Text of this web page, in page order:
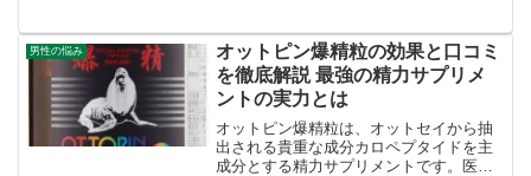
問題です。クラチャイダムは即効性では
なく継続摂取で体質改善を...
男性の悩み
オットピン爆精粒の効果と口コミ
を徹底解説 最強の精力サプリメ
ントの実力とは
オットピン爆精粒は、オットセイから抽
出される貴重な成分カロペプタイドを主
成分とする精力サプリメントです。医薬